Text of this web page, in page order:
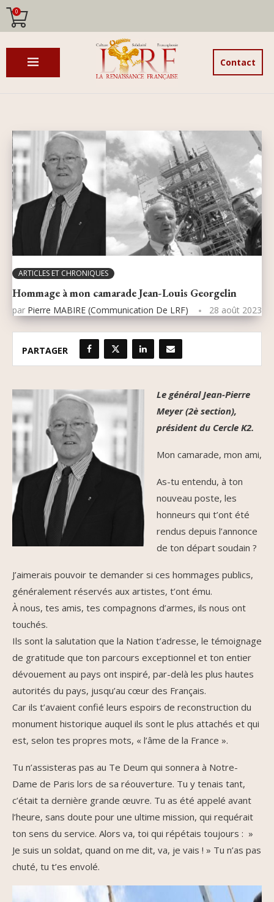
0
Contact
ARTICLES ET CHRONIQUES
Hommage à mon camarade Jean-Louis Georgelin
par Pierre MABIRE (Communication De LRF) 28 août 2023
PARTAGER
Le général Jean-Pierre
Meyer (2è section),
président du Cercle K2.
Mon camarade, mon ami,
As-tu entendu, à ton
nouveau poste, les
honneurs qui t’ont été
rendus depuis l’annonce
de ton départ soudain ?
J’aimerais pouvoir te demander si ces hommages publics,
généralement réservés aux artistes, t’ont ému.
À nous, tes amis, tes compagnons d’armes, ils nous ont
touchés.
Ils sont la salutation que la Nation t’adresse, le témoignage
de gratitude que ton parcours exceptionnel et ton entier
dévouement au pays ont inspiré, par-delà les plus hautes
autorités du pays, jusqu’au cœur des Français.
Car ils t’avaient confié leurs espoirs de reconstruction du
monument historique auquel ils sont le plus attachés et qui
est, selon tes propres mots, « l’âme de la France ».
Tu n’assisteras pas au Te Deum qui sonnera à Notre-
Dame de Paris lors de sa réouverture. Tu y tenais tant,
c’était ta dernière grande œuvre. Tu as été appelé avant
l’heure, sans doute pour une ultime mission, qui requérait
ton sens du service. Alors va, toi qui répétais toujours : »
Je suis un soldat, quand on me dit, va, je vais ! » Tu n’as pas
chuté, tu t’es envolé.